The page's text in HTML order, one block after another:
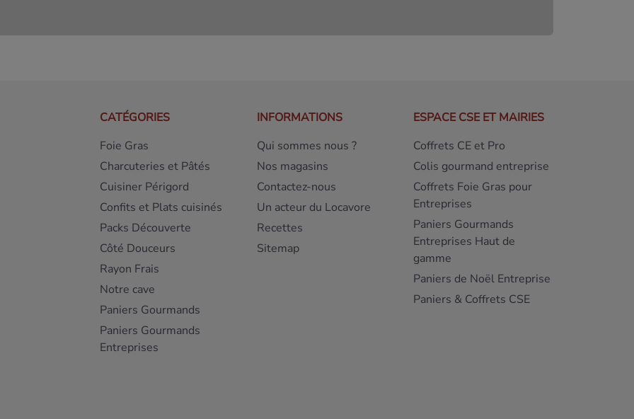
CATÉGORIES
Foie Gras
Charcuteries et Pâtés
Cuisiner Périgord
Confits et Plats cuisinés
Packs Découverte
Côté Douceurs
Rayon Frais
Notre cave
Paniers Gourmands
Paniers Gourmands
Entreprises
INFORMATIONS
Qui sommes nous ?
Nos magasins
Contactez-nous
Un acteur du Locavore
Recettes
Sitemap
ESPACE CSE ET MAIRIES
Coffrets CE et Pro
Colis gourmand entreprise
Coffrets Foie Gras pour
Entreprises
Paniers Gourmands
Entreprises Haut de
gamme
Paniers de Noël Entreprise
Paniers & Coffrets CSE